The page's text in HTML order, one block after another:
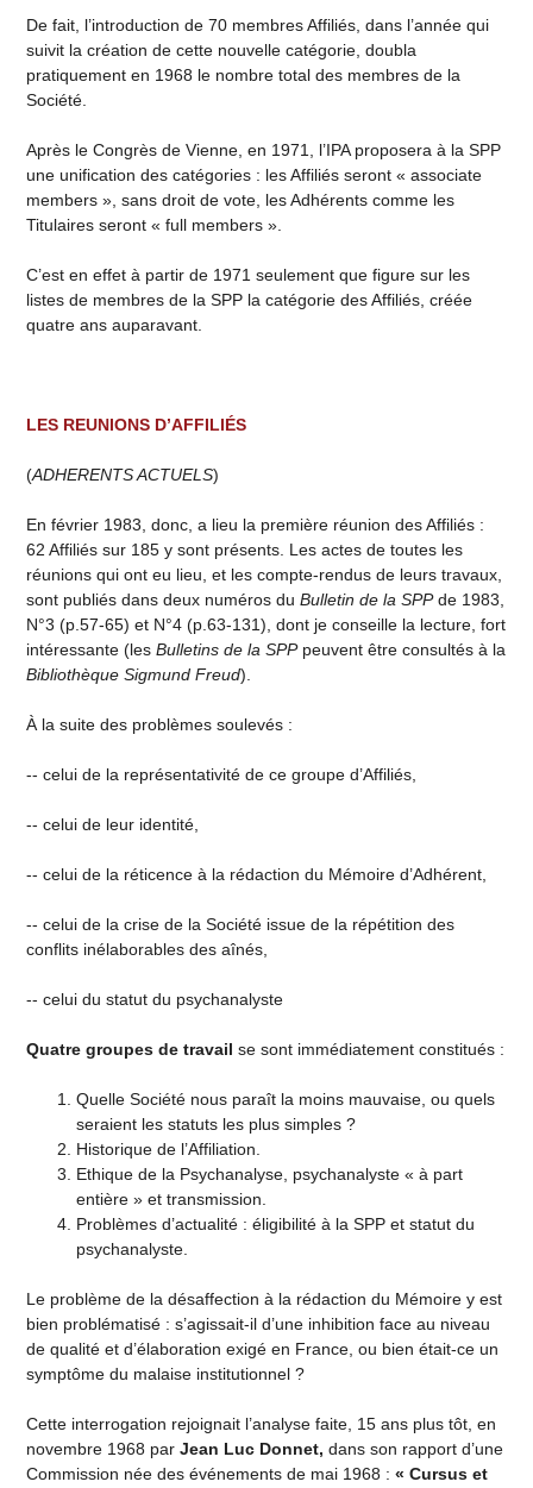
De fait, l’introduction de 70 membres Affiliés, dans l’année qui
suivit la création de cette nouvelle catégorie, doubla
pratiquement en 1968 le nombre total des membres de la
Société.
Après le Congrès de Vienne, en 1971, l’IPA proposera à la SPP
une unification des catégories : les Affiliés seront « associate
members », sans droit de vote, les Adhérents comme les
Titulaires seront « full members ».
C’est en effet à partir de 1971 seulement que figure sur les
listes de membres de la SPP la catégorie des Affiliés, créée
quatre ans auparavant.
LES REUNIONS D’AFFILIÉS
(ADHERENTS ACTUELS)
En février 1983, donc, a lieu la première réunion des Affiliés :
62 Affiliés sur 185 y sont présents. Les actes de toutes les
réunions qui ont eu lieu, et les compte-rendus de leurs travaux,
sont publiés dans deux numéros du Bulletin de la SPPde 1983,
N°3 (p.57-65) et N°4 (p.63-131), dont je conseille la lecture, fort
intéressante (les Bulletins de la SPPpeuvent être consultés à la
Bibliothèque Sigmund Freud).
À la suite des problèmes soulevés :
-- celui de la représentativité de ce groupe d’Affiliés,
-- celui de leur identité,
-- celui de la réticence à la rédaction du Mémoire d’Adhérent,
-- celui de la crise de la Société issue de la répétition des
conflits inélaborables des aînés,
-- celui du statut du psychanalyste
Quatre groupes de travail se sont immédiatement constitués :
Quelle Société nous paraît la moins mauvaise, ou quels
seraient les statuts les plus simples ?
Historique de l’Affiliation.
Ethique de la Psychanalyse, psychanalyste « à part
entière » et transmission.
Problèmes d’actualité : éligibilité à la SPP et statut du
psychanalyste.
Le problème de la désaffection à la rédaction du Mémoire y est
bien problématisé : s’agissait-il d’une inhibition face au niveau
de qualité et d’élaboration exigé en France, ou bien était-ce un
symptôme du malaise institutionnel ?
Cette interrogation rejoignait l’analyse faite, 15 ans plus tôt, en
novembre 1968 par Jean Luc Donnet, dans son rapport d’une
Commission née des événements de mai 1968 : « Cursus et